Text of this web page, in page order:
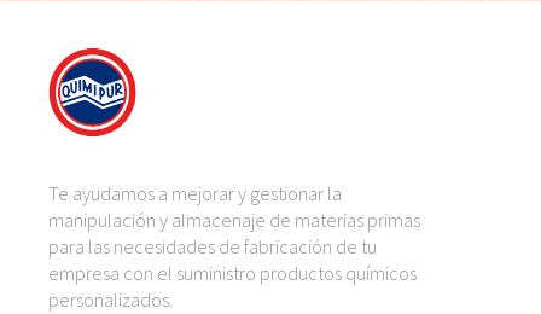
Te ayudamos a mejorar y gestionar la
manipulación y almacenaje de materias primas
para las necesidades de fabricación de tu
empresa con el suministro productos químicos
personalizados.